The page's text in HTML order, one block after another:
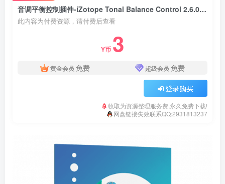
音调平衡控制插件-iZotope Tonal Balance Control 2.6.0 WiN
此内容为付费资源，请付费后查看
Y币 3
黄金会员 免费 超级会员 免费
登录购买
收取为资源整理服务费,永久免费下载!
网盘链接失效联系QQ:2931813237